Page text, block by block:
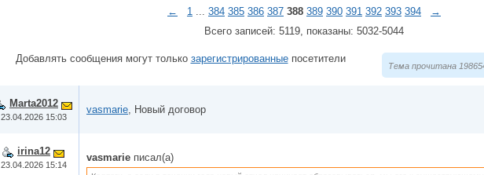
← 1 ... 384 385 386 387 388 389 390 391 392 393 394
→
Всего записей: 5119, показаны: 5032-5044
Тема прочитана
Добавлять сообщения могут только зарегистрированныепосетители
Marta2012
23.04.2026 15:03
vasmarie, Новый договор
irina12
23.04.2026 15:14
vasmarie писал(а)